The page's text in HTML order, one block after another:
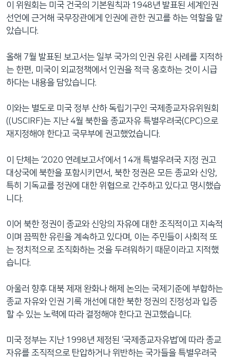
이 위원회는 미국 건국의 기본원칙과 1948년 발표된 세계인권
선언에 근거해 국무장관에게 인권에 관한 권고를 하는 역할을 맡
았습니다.
올해 7월 발표된 보고서는 일부 국가의 인권 유린 사례를 지적하
는 한편, 미국이 외교정책에서 인권을 적극 옹호하는 것이 시급
하다는 내용을 담았습니다.
이와는 별도로 미국 정부 산하 독립기구인 국제종교자유위원회
((USCIRF)는 지난 4월 북한을 종교자유 특별우려국(CPC)으로
재지정해야 한다고 국무부에 권고했었습니다.
이 단체는 ‘2020 연례보고서’에서 14개 특별우려국 지정 권고
대상국에 북한을 포함시키면서, 북한 정권은 모든 종교와 신앙,
특히 기독교를 정권에 대한 위협으로 간주하고 있다고 명시했습
니다.
이어 북한 정권이 종교와 신앙의 자유에 대한 조직적이고 지속적
이며 끔찍한 유린을 계속하고 있다며, 이는 주민들이 사회적 또
는 정치적으로 조직화하는 것을 두려워하기 때문이라고 지적했
습니다.
아울러 향후 대북 제재 완화나 해제 논의는 국제기준에 부합하는
종교 자유와 인권 기록 개선에 대한 북한 정권의 진정성과 입증
할 수 있는 노력에 따라 결정해야 한다고 권고했습니다.
미국 정부는 지난 1998년 제정된 ‘국제종교자유법’에 따라 종교
자유를 조직적으로 탄압하거나 위반하는 국가들을 특별우려국